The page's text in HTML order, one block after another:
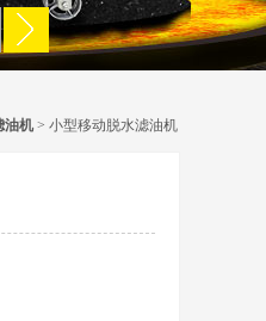
油机> 小型移动脱水滤油机